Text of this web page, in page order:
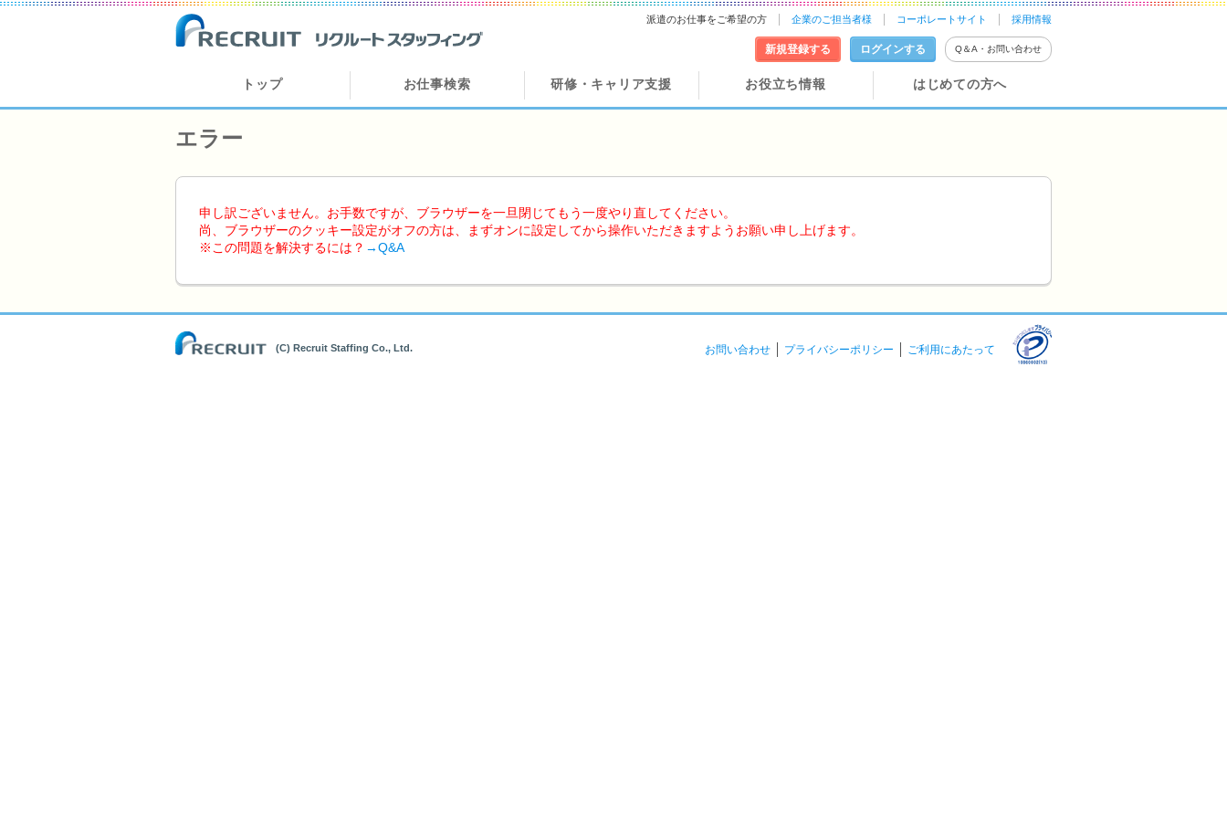
派遣のお仕事をご希望の方 企業のご担当者様 コーポレートサイト 採用情報
新規登録する ログインする Q＆A・お問い合わせ
トップ お仕事検索 研修・キャリア支援 お役立ち情報 はじめての方へ
エラー
申し訳ございません。お手数ですが、ブラウザーを一旦閉じてもう一度やり直してください。
尚、ブラウザーのクッキー設定がオフの方は、まずオンに設定してから操作いただきますようお願い申し上げます。
※この問題を解決するには？ →Q&A
(C) Recruit Staffing Co., Ltd. お問い合わせ プライバシーポリシー ご利用にあたって